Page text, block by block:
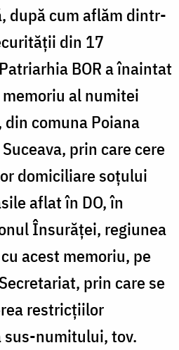
după cum aflăm dintr-
din 17
BOR a înaintat
al numitei
comuna Poiana
prin care cere
domiciliare soțului
aflat în DO, în
Însurăței, regiunea
acest memoriu, pe
prin care se
restricțiilor
numitului, tov.